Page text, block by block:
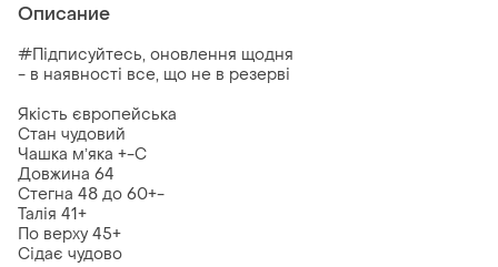
Описание
#Підписуйтесь, оновлення щодня
- в наявності все, що не в резерві
Якість європейська
Стан чудовий
Чашка мʼяка +-С
Довжина 64
Стегна 48 до 60+-
Талія 41+
По верху 45+
Сідає чудово